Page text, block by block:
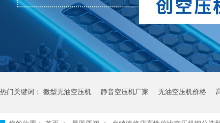
热门关键词： 微型无油空压机 静音空压机厂家 无油空压机价格